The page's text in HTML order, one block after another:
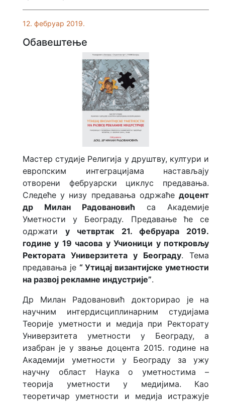
12. фебруар 2019.
Обавештење
Мастер студије Религија у друштву, култури и
европским интеграцијама настављају
отворени фебруарски циклус предавања.
Следеће у низу предавања одржаће доцент
др Милан Радовановић са Академије
Уметности у Београду. Предавање ће се
одржатиу четвртак 21. фебруара 2019.
године у 19 часова у Учионици у поткровљу
Ректората Универзитета у Београду. Тема
предавања је “ Утицај византијске уметности
на развој рекламне индустрије”.
Др Милан Радовановић докторирао је на
научним интердисциплинарним студијама
Теорије уметности и медија при Ректорату
Универзитета уметности у Београду, а
изабран је у звање доцента 2015. године на
Академији уметности у Београду за ужу
научну област Наука о уметностима –
теорија уметности у медијима. Као
теоретичар уметности и медија истражује